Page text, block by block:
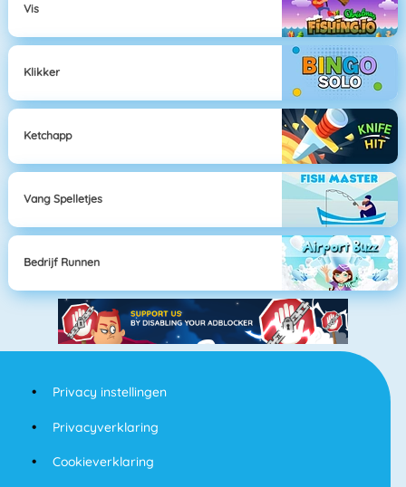
Vis
Klikker
Ketchapp
Vang Spelletjes
Bedrijf Runnen
Privacy instellingen
Privacyverklaring
Cookieverklaring